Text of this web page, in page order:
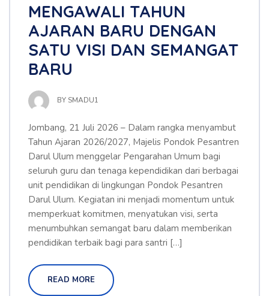
MENGAWALI TAHUN
AJARAN BARU DENGAN
SATU VISI DAN SEMANGAT
BARU
BY SMADU1
Jombang, 21 Juli 2026 – Dalam rangka menyambut
Tahun Ajaran 2026/2027, Majelis Pondok Pesantren
Darul Ulum menggelar Pengarahan Umum bagi
seluruh guru dan tenaga kependidikan dari berbagai
unit pendidikan di lingkungan Pondok Pesantren
Darul Ulum. Kegiatan ini menjadi momentum untuk
memperkuat komitmen, menyatukan visi, serta
menumbuhkan semangat baru dalam memberikan
pendidikan terbaik bagi para santri […]
READ MORE